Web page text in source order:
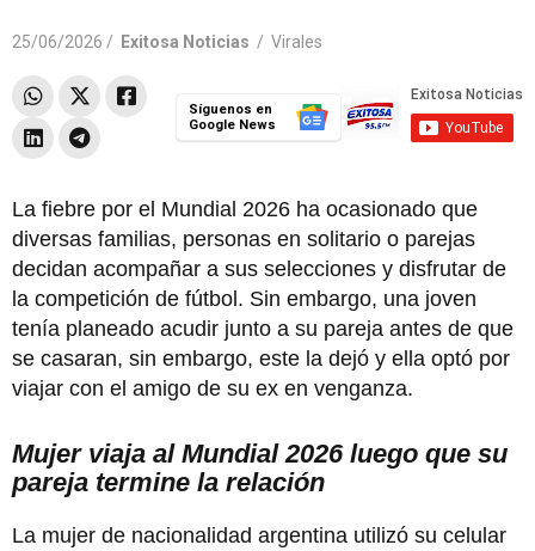
25/06/2026 / Exitosa Noticias / Virales
Síguenos en
Google News
La fiebre por el Mundial 2026 ha ocasionado que
diversas familias, personas en solitario o parejas
decidan acompañar a sus selecciones y disfrutar de
la competición de fútbol. Sin embargo, una joven
tenía planeado acudir junto a su pareja antes de que
se casaran, sin embargo, este la dejó y ella optó por
viajar con el amigo de su ex en venganza.
Mujer viaja al Mundial 2026 luego que su
pareja termine la relación
La mujer de nacionalidad argentina utilizó su celular